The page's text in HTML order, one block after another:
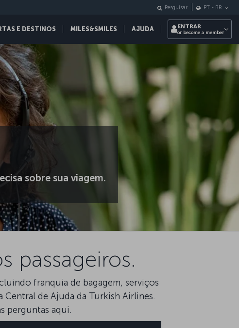
E DESTINOS MILES&SMILES AJUDA
Pesquisar PT - BR
ENTRAR
or become a member
sobre sua viagem.
passageiros.
franquia de bagagem, serviços
de Ajuda da Turkish Airlines.
perguntas aqui.